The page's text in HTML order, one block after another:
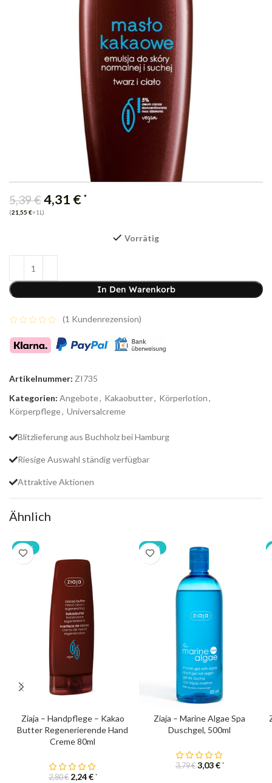
5,39€4,31 € *
(21,55 €=1L)
Vorrätig
In Den Warenkorb
(1 Kundenrezension)
Artikelnummer: ZI735
Kategorien: Angebote, Kakaobutter, Körperlotion,
Körperpflege, Universalcreme
Blitzlieferung aus Buchholz bei Hamburg
Riesige Auswahl ständig verfügbar
Attraktive Aktionen
Ähnlich
-20%
Ziaja – Handpflege – Kakao
Butter Regenerierende Hand
Creme 80ml
2,80€ 2,24€ *
-20%
Ziaja – Marine Algae Spa
Duschgel, 500ml
3,79€ 3,03€ *